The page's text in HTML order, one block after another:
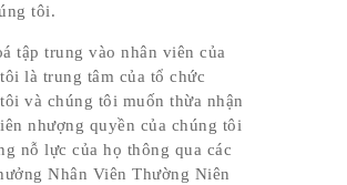
tôi.
tập trung vào nhân viên của
là trung tâm của tổ chức
và chúng tôi muốn thừa nhận
nhượng quyền của chúng tôi
nỗ lực của họ thông qua các
Nhân Viên Thường Niên